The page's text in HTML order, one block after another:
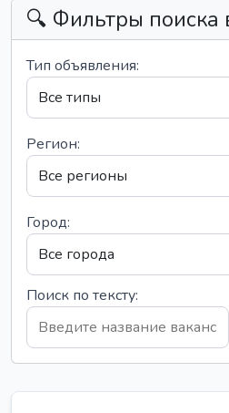
🔍 Фильтры поиска
Тип объявления:
Регион:
Город:
Поиск по тексту: